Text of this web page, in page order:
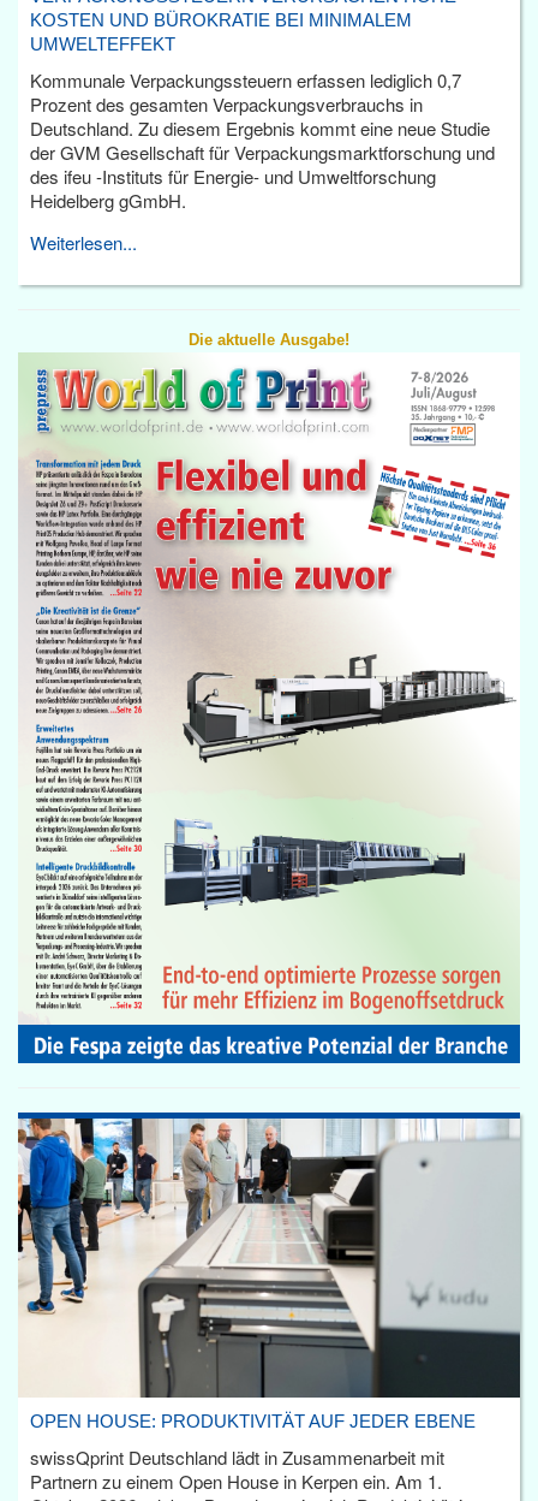
KOSTEN UND BÜROKRATIE BEI MINIMALEM
UMWELTEFFEKT
Kommunale Verpackungssteuern erfassen lediglich 0,7
Prozent des gesamten Verpackungsverbrauchs in
Deutschland. Zu diesem Ergebnis kommt eine neue Studie
der GVM Gesellschaft für Verpackungsmarktforschung und
des ifeu -Instituts für Energie- und Umweltforschung
Heidelberg gGmbH.
Weiterlesen...
Die aktuelle Ausgabe!
OPEN HOUSE: PRODUKTIVITÄT AUF JEDER EBENE
swissQprint Deutschland lädt in Zusammenarbeit mit
Partnern zu einem Open House in Kerpen ein. Am 1.